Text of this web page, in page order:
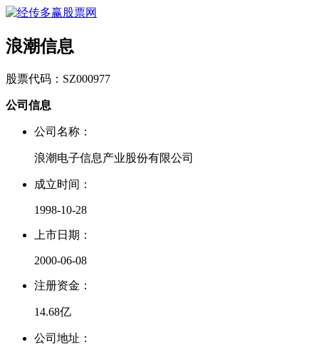
浪潮信息
股票代码：SZ000977
公司信息
公司名称：
浪潮电子信息产业股份有限公司
成立时间：
1998-10-28
上市日期：
2000-06-08
注册资金：
14.68亿
公司地址：